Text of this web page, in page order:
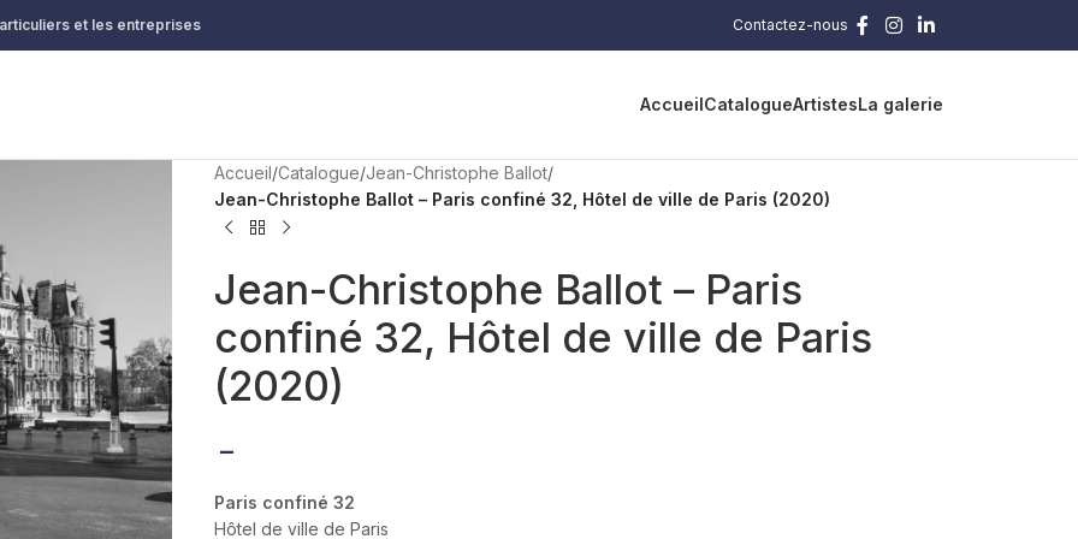
et les entreprises Contactez-nous
AccueilCatalogueArtistesLa galerie
Accueil/Catalogue/Jean-Christophe Ballot/
Jean-Christophe Ballot – Paris confiné 32, Hôtel de ville de Paris (2020)
Jean-Christophe Ballot – Paris
confiné 32, Hôtel de ville de Paris
(2020)
–
Paris confiné 32
Hôtel de ville de Paris